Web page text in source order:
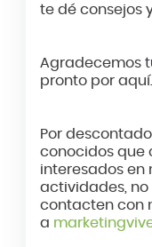
te dé consejos
Agradecemos
pronto por
Por
conocidos que
interesados en
actividades, no
contacten con
a